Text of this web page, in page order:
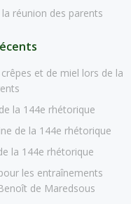
réunion des parents
et de miel lors de la
la 144e rhétorique
de la 144e rhétorique
la 144e rhétorique
les entraînements
de Maredsous